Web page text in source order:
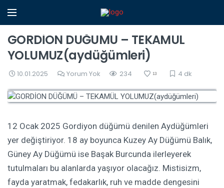
GORDİON DÜĞÜMÜ – TEKAMÜL
YOLUMUZ(aydüğümleri)
10.01.2025 Yorum Yok 234 13 4 dk
12 Ocak 2025 Gordiyon düğümü denilen Aydüğümleri
yer değiştiriyor. 18 ay boyunca Kuzey Ay Düğümü Balık,
Güney Ay Düğümü ise Başak Burcunda ilerleyerek
tutulmaları bu alanlarda yaşıyor olacağız. Mistisizm,
fayda yaratmak, fedakarlık, ruh ve madde dengesini